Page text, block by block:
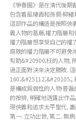
《爭春園》是在淸代後
包含着風棲霞和孫佩·柳
這部作品的構造是按照俠
義人物的葛藤,權力階層
權力階層想享受自己的權
腐敗的權力階層不可避免
幇助&#20900;枉的人物,
過正面對決來決定勝敗.
160;&#25112;&#20105;,
是構成爲個性的人物·普
的按排, 明確地透露出作
現俠義和追求太平聖代,
第一. 立功出世, 第二. 無